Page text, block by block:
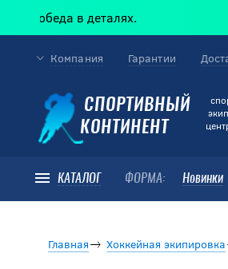
деталях.
СПОРТИВНЫЙ
КОНТИНЕНТ
КАТАЛОГ ФОРМА: Новинки
Компания Гарантии
Главная Хоккейная экипировка